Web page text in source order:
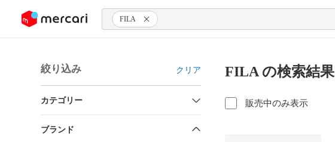
ツにスキップ FILA
絞り込み クリア
カテゴリー
ブランド
FILA の検索結果
販売中のみ表示